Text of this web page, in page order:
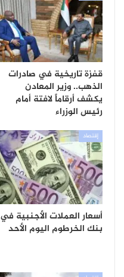
قفزة تاريخية في صادرات
الذهب.. وزير المعادن
يكشف أرقاماً لافتة أمام
رئيس الوزراء
إقتصاد
أسعار العملات الأجنبية في
بنك الخرطوم اليوم الأحد